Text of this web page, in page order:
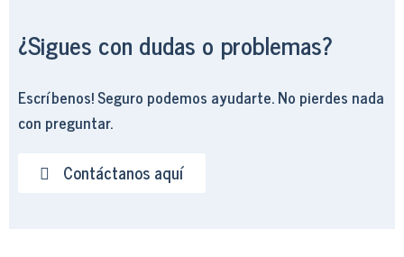
¿Sigues con dudas o problemas?
Escríbenos! Seguro podemos ayudarte. No pierdes nada
con preguntar.
Contáctanos aquí